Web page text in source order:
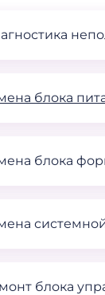
блока
блока
блока